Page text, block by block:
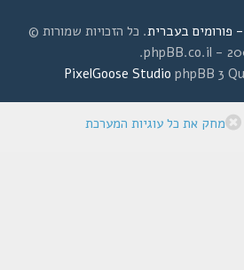
. כל הזכויות שמורות ©
phpBB
PixelGoose Studio
את כל עוגיות המערכת